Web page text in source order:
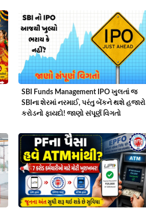
SBI Funds Management IPO ખુલતાં જ
SBIના શેરમાં નરમાઈ, પરંતુ બેંકને થશે હજારો
કરોડનો ફાયદો! જાણો સંપૂર્ણ વિગતો